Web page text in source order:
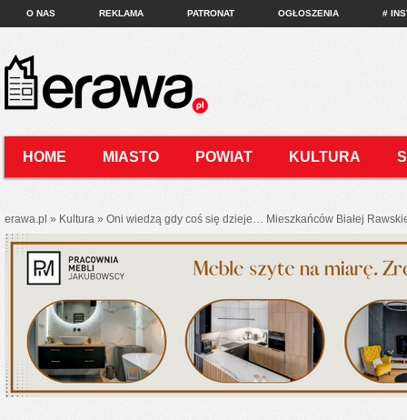
O NAS REKLAMA PATRONAT OGŁOSZENIA #
HOME MIASTO POWIAT KULTURA
erawa.pl » Kultura » Oni wiedzą gdy coś się dzieje… Mieszkańców Białej